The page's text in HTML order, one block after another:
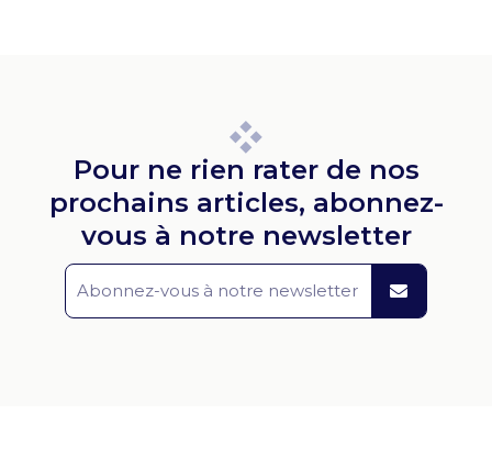
Pour ne rien rater de nos
prochains articles, abonnez-
vous à notre newsletter